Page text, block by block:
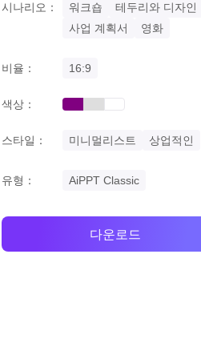
시나리오： 워크숍
테두리와 디자인
사업 계획서
영화
비율： 16:9
색상： purplegreywhite
스타일： 미니멀리스트 상업적인
유형： AiPPT Classic
다운로드